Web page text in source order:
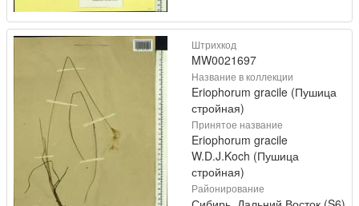
Штрихкод
MW0021697
Название в коллекции
Eriophorum gracile (Пушица
стройная)
Принятое название
Eriophorum gracile
W.D.J.Koch (Пушица
стройная)
Районирование